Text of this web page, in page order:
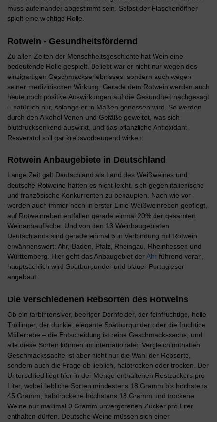
muss aufeinander abgestimmt sein. Selbst der Flaschenöffner
spielt eine wichtige Rolle.
Rotwein - Gesundheitsfördernd
Zu allen Zeiten der Menschheitsgeschichte hat Wein eine
bedeutende Rolle gespielt. Beliebt war er nicht nur wegen des
einzigartigen Geschmackserlebnisses, sondern auch wegen
seiner medizinischen Wirkung. Gerade dem Rotwein werden auch
heute noch positive Auswirkungen auf die Gesundheit nachgesagt
– natürlich nur, solange er in Maßen genossen wird. So werden
durch den Alkohol Venen und Gefäße geweitet, was sich
blutdrucksenkend auswirkt, und das pflanzliche Antioxidant
Resveratol soll gar krebsvorbeugend wirken.
Rotwein Anbaugebiete in Deutschland
Lange Zeit galt Deutschland als Land des Weißweines und
deutsche Rotweine hatten es nicht leicht, sich gegen italienische
und französische Konkurrenten zu behaupten. Nach wie vor
werden auch immer noch in erster Linie Weißweinreben gepflegt,
auf Rotweinreben entfallen gerade einmal 20% der gesamten
Weinanbaufläche. Und von den 13 Weinbaugebieten
Deutschlands sind gerade einmal 6 in Verbindung mit Rotwein
erwähnenswert: Ahr, Baden, Pfalz, Rheingau, Rheinhessen und
Württemberg. Hier geht das Anbaugebiet derAhr führend voran,
hauptsächlich wird Spätburgunder und blauer Portugieser
angebaut.
Die verschiedenen Rebsorten des Rotweins
Ob ein farbintensiver, beeriger Dornfelder, der feinfruchtige, helle
Trollinger, der dunkle, elegante Spätburgunder oder die fruchtige
Müllerrebe – die Entscheidung ist reine Geschmackssache, und
alle diese Sorten können im internationalen Vergleich mithalten.
Geschmackssache ist aber nicht nur die Wahl der Rebsorte,
sondern auch die Frage ob lieblich, halbtrocken oder trocken. Der
Unterschied liegt hier in der Menge enthaltenen Restzuckers pro
Liter, wobei liebliche Sorten mindestens 18 Gramm bis höchstens
45 Gramm, halbtrockene höchstens 18 Gramm und trockene
Weine nur maximal 9 Gramm unvergorenen Zucker pro Liter
enthalten dürfen. Deutsche Weine müssen sich einer